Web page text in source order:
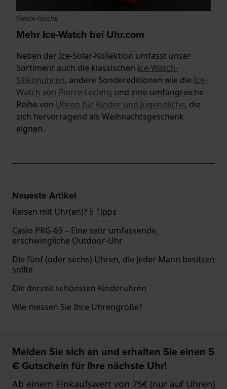
Fleece-Tasche
Mehr Ice-Watch bei Uhr.com
Neben der Ice-Solar-Kollektion umfasst unser
Sortiment auch die klassischen Ice-Watch-
Silikonuhren, andere Sondereditionen wie die Ice-
Watch von Pierre Leclerq und eine umfangreiche
Reihe von Uhren für Kinder und Jugendliche, die
sich hervorragend als Weihnachtsgeschenk
eignen.
Neueste Artikel
Reisen mit Uhr(en)? 6 Tipps
Casio PRG-69 – Eine sehr umfassende,
erschwingliche Outdoor-Uhr
Die fünf (oder sechs) Uhren, die jeder Mann besitzen
sollte
Die derzeit schönsten Kinderuhren
Wie messen Sie Ihre Uhrengröße?
Melden Sie sich an und erhalten Sie einen 5
€ Gutschein für Ihre nächste Uhr!
Ab einem Einkaufswert von 75€ (nur auf Uhren)